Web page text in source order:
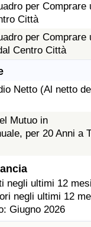
per Comprare
Città
per Comprare
Centro Città
Netto (Al netto
Mutuo in
per 20 Anni a
negli ultimi 12
negli ultimi 12
Giugno 2026